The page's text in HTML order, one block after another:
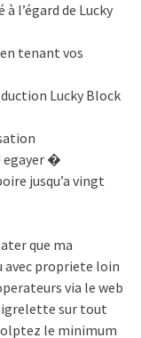
l’égard de Lucky
tenant vos
Lucky Block
egayer �
jusqu’a vingt
que ma
avec propriete loin
via le web
sur tout
le minimum